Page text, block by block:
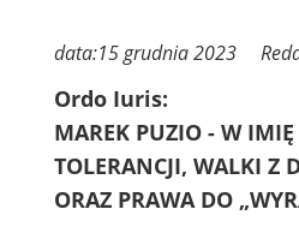
data:15 grudnia 2023
Ordo Iuris:
MAREK PUZIO - W
TOLERANCJI, WALKI Z
ORAZ PRAWA DO